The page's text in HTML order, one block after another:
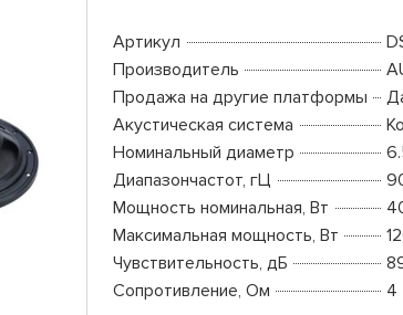
Артикул
Производитель
Продажа на другие платформы
Акустическая система
Номинальный диаметр
Диапазончастот, гЦ
Мощность номинальная, Вт
Максимальная мощность, Вт
Чувствительность, дБ
Сопротивление, Ом
4